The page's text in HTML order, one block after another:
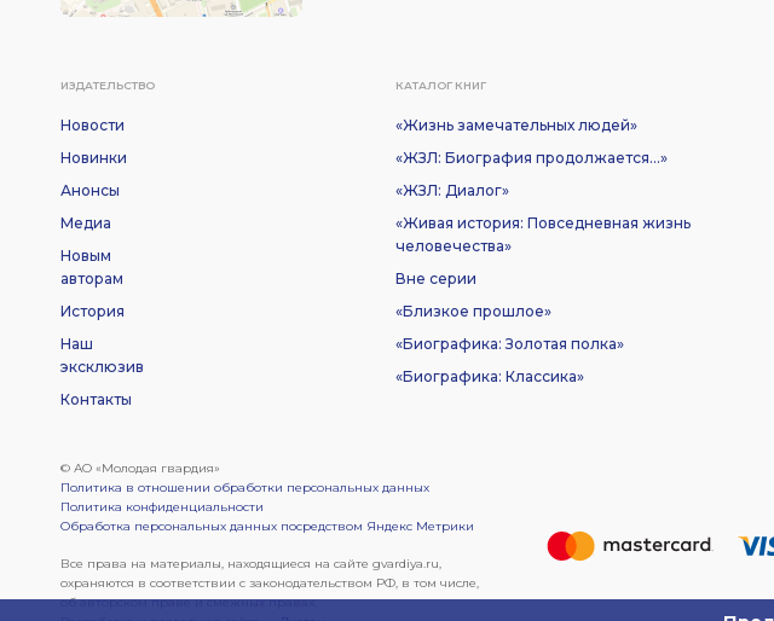
ИЗДАТЕЛЬСТВО
Новости
Новинки
Анонсы
Медиа
Новым
авторам
История
Наш
эксклюзив
Контакты
КАТАЛОГ КНИГ
«Жизнь замечательных людей»
«ЖЗЛ: Биография продолжается...»
«ЖЗЛ: Диалог»
«Живая история: Повседневная жизнь
человечества»
Вне серии
«Близкое прошлое»
«Биографика: Золотая полка»
«Биографика: Классика»
© АО «Молодая гвардия»
Политика в отношении обработки персональных данных
Политика конфиденциальности
Обработка персональных данных посредством Яндекс Метрики
Все права на материалы, находящиеся на сайте gvardiya.ru,
охраняются в соответствии с законодательством РФ, в том числе,
об авторском праве и смежных правах.